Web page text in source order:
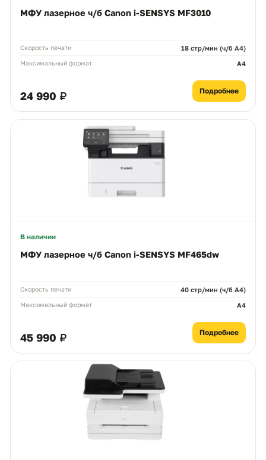
МФУ лазерное ч/б Canon i-SENSYS MF3010
Скорость печати 18 стр/мин (ч/б А4)
Максимальный формат A4
24 990 ₽ Подробнее
В наличии
МФУ лазерное ч/б Canon i-SENSYS MF465dw
Скорость печати 40 стр/мин (ч/б А4)
Максимальный формат A4
45 990 ₽ Подробнее